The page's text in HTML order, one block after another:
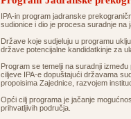
IPA-in program jadranske
sudionice i dio je procesa suradnje na
Države koje sudjeluju u programu
države potencijalne kandidatkinje za
Program se temelji na suradnji
ciljeve IPA-e dopuštajući državama
propoisima Zajednice, razvojem
Opći cilj programa je jačanje
prihvatljivih područja.